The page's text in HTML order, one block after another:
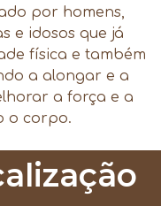
por homens,
e idosos que já
física e também
a alongar e a
a força e a
o corpo.